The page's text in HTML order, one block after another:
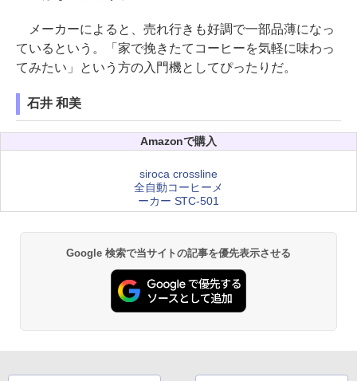
メーカーによると、売れ行きも好調で一部品薄になっ
ているという。「家で挽きたてコーヒーを気軽に味わっ
てみたい」という方の入門機としてぴったりだ。
石井 和美
Amazonで購入
siroca crossline
全自動コーヒーメ
ーカー STC-501
Google 検索で当サイトの記事を優先表示させる